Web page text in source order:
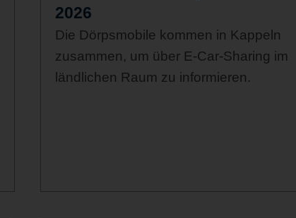
2026
Die Dörpsmobile kommen in Kappeln
zusammen, um über E-Car-Sharing im
ländlichen Raum zu informieren.